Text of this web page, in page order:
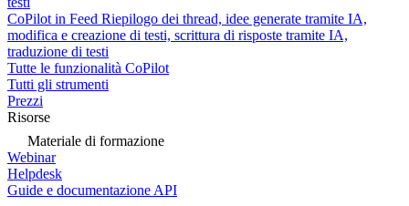
CoPilot in Feed Riepilogo dei thread, idee generate tramite IA,
modifica e creazione di testi, scrittura di risposte tramite IA,
traduzione di testi
Tutte le funzionalità CoPilot
Tutti gli strumenti
Prezzi
Risorse
Materiale di formazione
Webinar
Helpdesk
Guide e documentazione API